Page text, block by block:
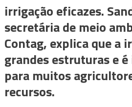
irrigação eficazes.
secretária de meio
Contag, explica que a
grandes estruturas e
para muitos
recursos.